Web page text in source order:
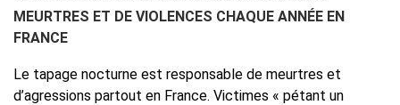
MEURTRES ET DE VIOLENCES CHAQUE ANNÉE EN
FRANCE
Le tapage nocturne est responsable de meurtres et
d’agressions partout en France. Victimes « pétant un